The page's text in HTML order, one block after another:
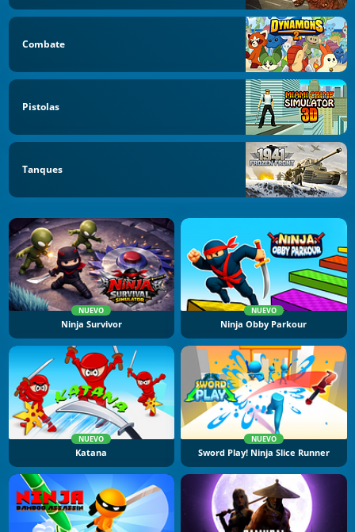
Combate
Pistolas
Tanques
NUEVO
Ninja Survivor
NUEVO
Ninja Obby Parkour
NUEVO
Katana
NUEVO
Sword Play! Ninja Slice Runner